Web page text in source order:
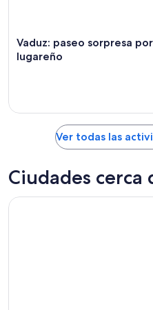
Vaduz: paseo sorpresa
lugareño
Ver todas las
Ciudades cerca